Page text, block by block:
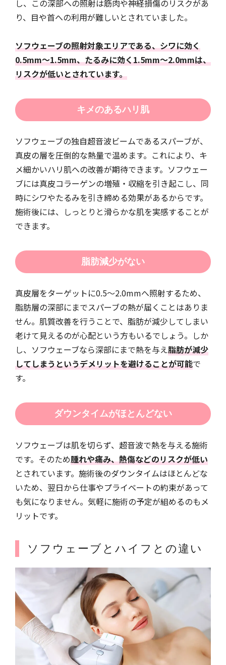
し、この深部への照射は筋肉や神経損傷のリスクがあ
り、目や首への利用が難しいとされていました。
ソフウェーブの照射対象エリアである、シワに効く
0.5mm～1.5mm、たるみに効く1.5mm〜2.0mmは、
リスクが低いとされています。
キメのあるハリ肌
ソフウェーブの独自超音波ビームであるスパーブが、
真皮の層を圧倒的な熱量で温めます。これにより、キ
メ細かいハリ肌への改善が期待できます。ソフウェー
ブには真皮コラーゲンの増殖・収縮を引き起こし、同
時にシワやたるみを引き締める効果があるからです。
施術後には、しっとりと滑らかな肌を実感することが
できます。
脂肪減少がない
真皮層をターゲットに0.5～2.0mmへ照射するため、
脂肪層の深部にまでスパーブの熱が届くことはありま
せん。肌質改善を行うことで、脂肪が減少してしまい
老けて見えるのが心配という方もいるでしょう。しか
し、ソフウェーブなら深部にまで熱を与え脂肪が減少
してしまうというデメリットを避けることが可能で
す。
ダウンタイムがほとんどない
ソフウェーブは肌を切らず、超音波で熱を与える施術
です。そのため腫れや痛み、熱傷などのリスクが低い
とされています。施術後のダウンタイムはほとんどな
いため、翌日から仕事やプライベートの約束があって
も気になりません。気軽に施術の予定が組めるのもメ
リットです。
ソフウェーブとハイフとの違い